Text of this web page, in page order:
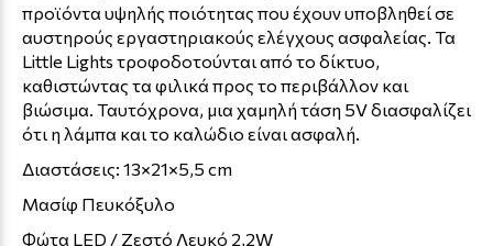
προϊόντα υψηλής ποιότητας που έχουν υποβληθεί σε
αυστηρούς εργαστηριακούς ελέγχους ασφαλείας. Τα
Little Lights τροφοδοτούνται από το δίκτυο,
καθιστώντας τα φιλικά προς το περιβάλλον και
βιώσιμα. Ταυτόχρονα, μια χαμηλή τάση 5V διασφαλίζει
ότι η λάμπα και το καλώδιο είναι ασφαλή.
Διαστάσεις: 13×21×5,5 cm
Μασίφ Πευκόξυλο
Φώτα LED / Ζεστό Λευκό 2,2W